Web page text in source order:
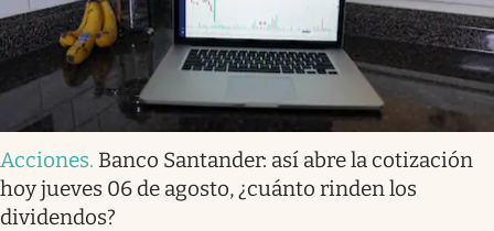
Acciones. Banco Santander: así abre la cotización
hoy jueves 06 de agosto, ¿cuánto rinden los
dividendos?